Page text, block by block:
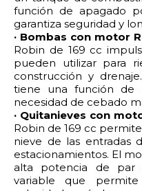
función de apagado
garantiza seguridad y
· Bombas con motor
Robin de 169 cc
pueden utilizar para
construcción y
tiene una función de
necesidad de cebado
· Quitanieves con
Robin de 169 cc
nieve de las entradas
estacionamientos. El
alta potencia de par
variable que